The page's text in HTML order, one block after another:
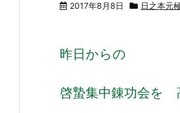
2017年8月8日 日之本元
昨日からの
啓蟄集中錬功会を